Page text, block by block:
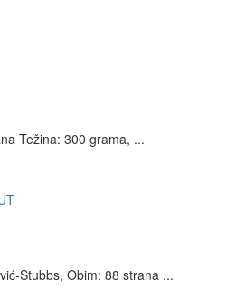
Težina: 300 grama, ...
Stubbs, Obim: 88 strana ...